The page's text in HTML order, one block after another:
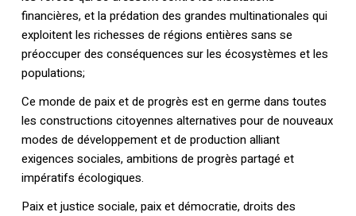
financières, et la prédation des grandes multinationales qui
exploitent les richesses de régions entières sans se
préoccuper des conséquences sur les écosystèmes et les
populations;
Ce monde de paix et de progrès est en germe dans toutes
les constructions citoyennes alternatives pour de nouveaux
modes de développement et de production alliant
exigences sociales, ambitions de progrès partagé et
impératifs écologiques.
Paix et justice sociale, paix et démocratie, droits des